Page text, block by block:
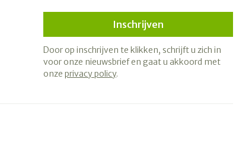
Inschrijven
Door op inschrijven te klikken, schrijft u zich in
voor onze nieuwsbrief en gaat u akkoord met
onze privacy policy.